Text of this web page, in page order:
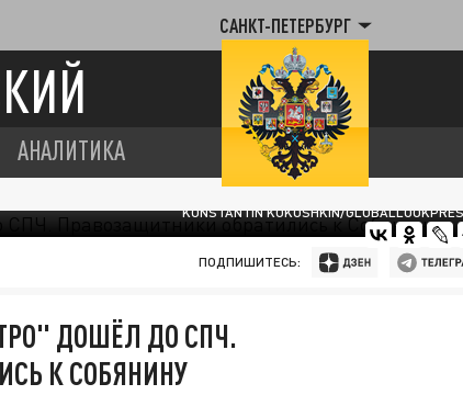
САНКТ-ПЕТЕРБУРГ
АНАЛИТИКА
KONSTANTIN KOKOSHKIN/
ПОДПИШИТЕСЬ:
ДОШЁЛ ДО СПЧ.
К СОБЯНИНУ